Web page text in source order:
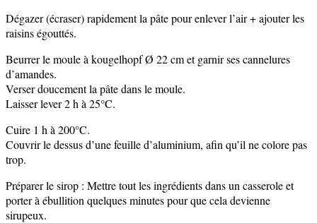
Dégazer (écraser) rapidement la pâte pour enlever l’air + ajouter les
raisins égouttés.
Beurrer le moule à kougelhopf Ø 22 cm et garnir ses cannelures
d’amandes.
Verser doucement la pâte dans le moule.
Laisser lever 2 h à 25°C.
Cuire 1 h à 200°C.
Couvrir le dessus d’une feuille d’aluminium, afin qu’il ne colore pas
trop.
Préparer le sirop : Mettre tout les ingrédients dans un casserole et
porter à ébullition quelques minutes pour que cela devienne
sirupeux.